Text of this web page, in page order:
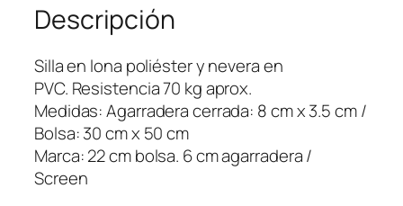
e
r
a
C
o
o
l
e
r
Descripción
Silla en lona poliéster y nevera en
PVC. Resistencia 70 kg aprox.
Medidas: Agarradera cerrada: 8 cm x 3.5 cm /
Bolsa: 30 cm x 50 cm
Marca: 22 cm bolsa. 6 cm agarradera /
Screen